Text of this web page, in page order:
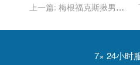
上一篇: 梅根福克斯揪男友
邊緣
7× 24小时